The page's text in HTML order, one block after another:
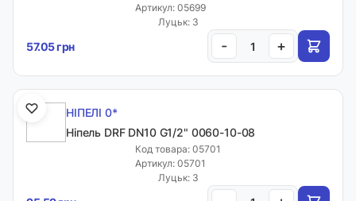
Артикул: 05699
Луцьк: 3
57.05 грн - +
НІПЕЛІ 0*
Ніпель DRF DN10 G1/2" 0060-10-08
Код товара: 05701
Артикул: 05701
Луцьк: 3